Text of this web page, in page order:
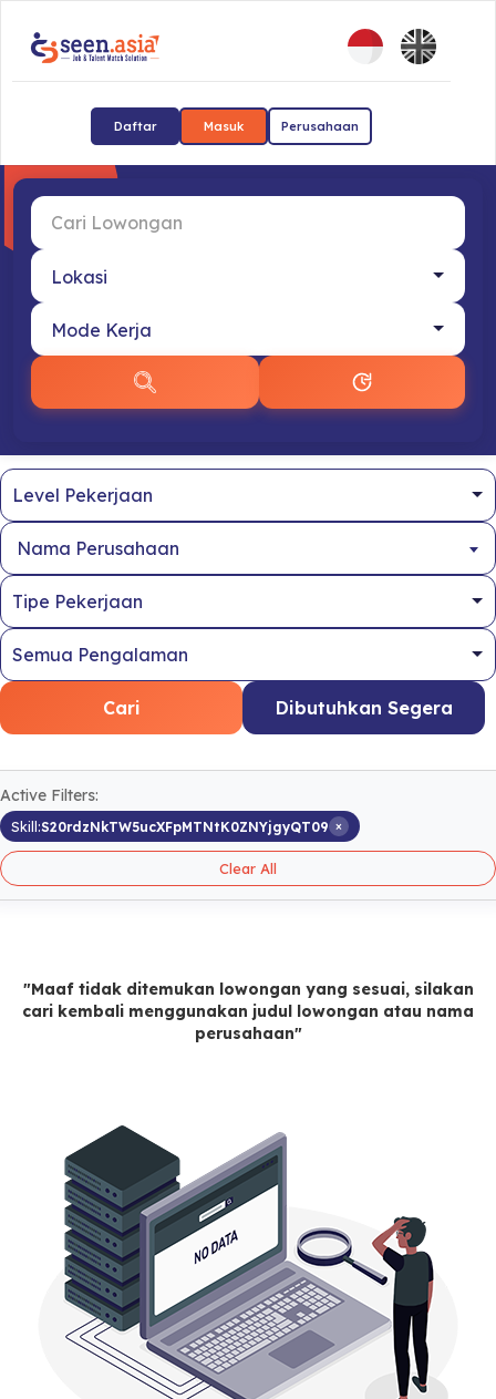
Daftar Masuk Perusahaan
Nama Perusahaan
Cari Dibutuhkan Segera
Active Filters:
Skill:S20rdzNkTW5ucXFpMTNtK0ZNYjgyQT09 ×
Clear All
"Maaf tidak ditemukan lowongan yang sesuai, silakan
cari kembali menggunakan judul lowongan atau nama
perusahaan"